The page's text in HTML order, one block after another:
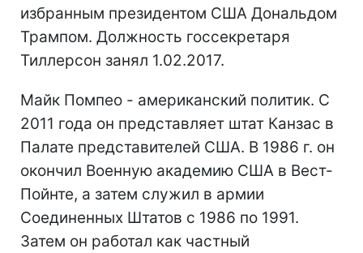
избранным президентом США Дональдом
Трампом. Должность госсекретаря
Тиллерсон занял 1.02.2017.
Майк Помпео - американский политик. С
2011 года он представляет штат Канзас в
Палате представителей США. В 1986 г. он
окончил Военную академию США в Вест-
Пойнте, а затем служил в армии
Соединенных Штатов с 1986 по 1991.
Затем он работал как частный